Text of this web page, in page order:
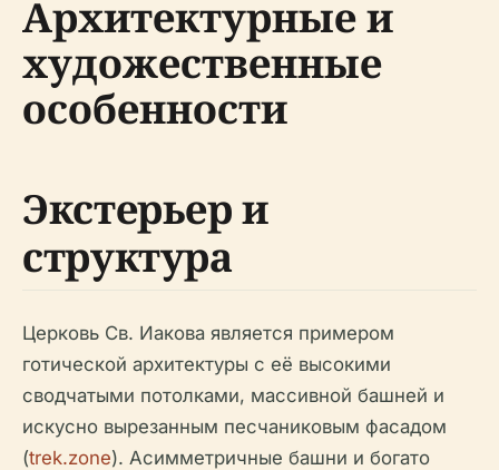
Архитектурные и
художественные
особенности
Экстерьер и
структура
Церковь Св. Иакова является примером
готической архитектуры с её высокими
сводчатыми потолками, массивной башней и
искусно вырезанным песчаниковым фасадом
(trek.zone). Асимметричные башни и богато